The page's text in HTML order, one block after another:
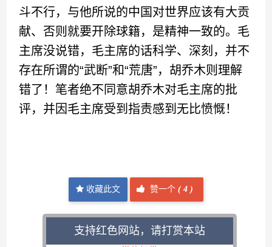
斗不行，与他所说的中国对世界应该有大贡
献、否则就要开除球籍，是精神一致的。毛
主席没说错，毛主席的话科学、深刻，并不
存在所谓的“武断”和“荒唐”，胡乔木则理解
错了！笔者绝不同意胡乔木对毛主席的批
评，并因毛主席受到指责感到无比愤慨！
收藏此文 赞一个 (4 )
支持红色网站，请打赏本站